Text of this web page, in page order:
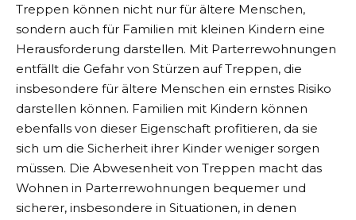
Treppen können nicht nur für ältere Menschen,
sondern auch für Familien mit kleinen Kindern eine
Herausforderung darstellen. Mit Parterrewohnungen
entfällt die Gefahr von Stürzen auf Treppen, die
insbesondere für ältere Menschen ein ernstes Risiko
darstellen können. Familien mit Kindern können
ebenfalls von dieser Eigenschaft profitieren, da sie
sich um die Sicherheit ihrer Kinder weniger sorgen
müssen. Die Abwesenheit von Treppen macht das
Wohnen in Parterrewohnungen bequemer und
sicherer, insbesondere in Situationen, in denen